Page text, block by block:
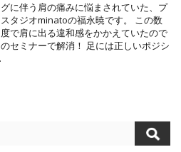
に伴う肩の痛みに悩まされていた、プ
タジオminatoの福永暁です。 この数
で肩に出る違和感をかかえていたので
セミナーで解消！ 足には正しいポジシ